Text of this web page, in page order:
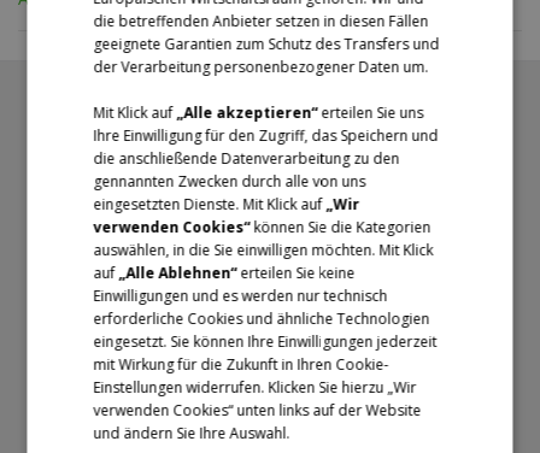
Lösungen für
Einzelhandel
Dienstleistung
Gastronomie
Produkt
Unified Commerce
Preise
Enterprise
Infobereich
Dashboard
die betreffenden Anbieter setzen in diesen Fällen
geeignete Garantien zum Schutz des Transfers und
der Verarbeitung personenbezogener Daten um.
Mit Klick auf„Alle akzeptieren“erteilen Sie uns
Ihre Einwilligung für den Zugriff, das Speichern und
die anschließende Datenverarbeitung zu den
gennannten Zwecken durch alle von uns
eingesetzten Dienste. Mit Klick auf„Wir
verwenden Cookies“können Sie die Kategorien
auswählen, in die Sie einwilligen möchten. Mit Klick
auf„Alle Ablehnen“erteilen Sie keine
Einwilligungen und es werden nur technisch
erforderliche Cookies und ähnliche Technologien
eingesetzt. Sie können Ihre Einwilligungen jederzeit
mit Wirkung für die Zukunft in Ihren Cookie-
Einstellungen widerrufen. Klicken Sie hierzu „Wir
verwenden Cookies“ unten links auf der Website
und ändern Sie Ihre Auswahl.